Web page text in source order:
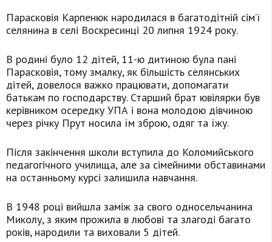
Парасковія Карпенюк народилася в багатодітній сім’ї
селянина в селі Воскресинці 20 липня 1924 року.
В родині було 12 дітей, 11-ю дитиною була пані
Парасковія, тому змалку, як більшість селянських
дітей, довелося важко працювати, допомагати
батькам по господарству. Старший брат ювілярки був
керівником осередку УПА і вона молодою дівчиною
через річку Прут носила їм зброю, одяг та їжу.
Після закінчення школи вступила до Коломийського
педагогічного училища, але за сімейними обставинами
на останньому курсі залишила навчання.
В 1948 році вийшла заміж за свого односельчанина
Миколу, з яким прожила в любові та злагоді багато
років, народили та виховали 5 дітей.